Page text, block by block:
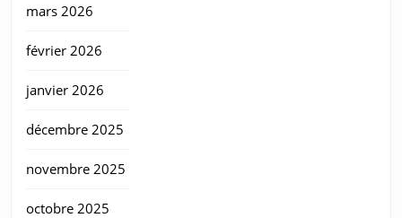
mars 2026
février 2026
janvier 2026
décembre 2025
novembre 2025
octobre 2025